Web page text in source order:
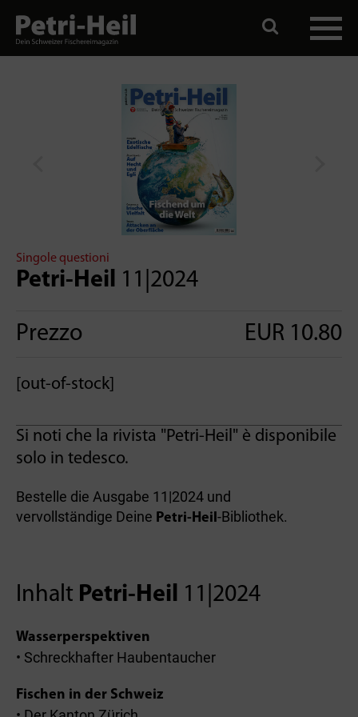
Singole questioni
Petri-Heil 11|2024
Prezzo EUR 10.80
[out-of-stock]
Si noti che la rivista "Petri-Heil" è disponibile
solo in tedesco.
Bestelle die Ausgabe 11|2024 und
vervollständige Deine Petri-Heil-Bibliothek.
Inhalt Petri-Heil 11|2024
Wasserperspektiven
• Schreckhafter Haubentaucher
Fischen in der Schweiz